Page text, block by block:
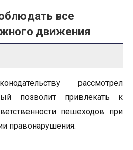
все
движения
рассмотрел
позволит привлекать к
пешеходов при
правонарушения.